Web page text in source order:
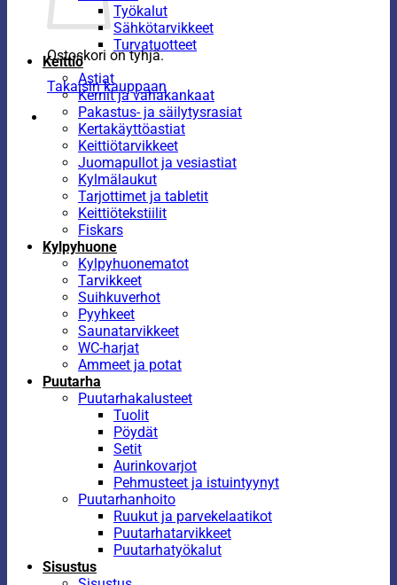
Ostoskori on tyhjä.
Takaisin kauppaan
Työkalut
Sähkötarvikkeet
Turvatuotteet
Keittiö
Astiat
Kernit ja vahakankaat
Pakastus- ja säilytysrasiat
Kertakäyttöastiat
Keittiötarvikkeet
Juomapullot ja vesiastiat
Kylmälaukut
Tarjottimet ja tabletit
Keittiötekstiilit
Fiskars
Kylpyhuone
Kylpyhuonematot
Tarvikkeet
Suihkuverhot
Pyyhkeet
Saunatarvikkeet
WC-harjat
Ammeet ja potat
Puutarha
Puutarhakalusteet
Tuolit
Pöydät
Setit
Aurinkovarjot
Pehmusteet ja istuintyynyt
Puutarhanhoito
Ruukut ja parvekelaatikot
Puutarhatarvikkeet
Puutarhatyökalut
Sisustus